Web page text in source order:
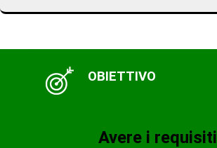
OBIETTIVO
Avere i requisiti